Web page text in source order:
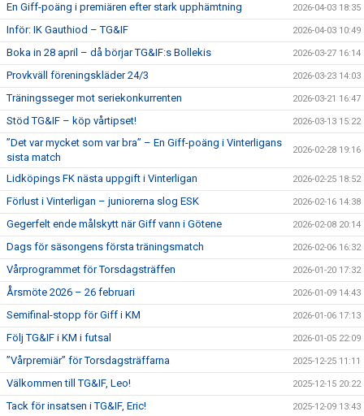
En Giff-poäng i premiären efter stark upphämtning 2026-04-03 18:35
Inför: IK Gauthiod – TG&IF 2026-04-03 10:49
Boka in 28 april – då börjar TG&IF:s Bollekis 2026-03-27 16:14
Provkväll föreningskläder 24/3 2026-03-23 14:03
Träningsseger mot seriekonkurrenten 2026-03-21 16:47
Stöd TG&IF – köp vårtipset! 2026-03-13 15:22
”Det var mycket som var bra” – En Giff-poäng i Vinterligans
sista match
2026-02-28 19:16
Lidköpings FK nästa uppgift i Vinterligan 2026-02-25 18:52
Förlust i Vinterligan – juniorerna slog ESK 2026-02-16 14:38
Gegerfelt ende målskytt när Giff vann i Götene 2026-02-08 20:14
Dags för säsongens första träningsmatch 2026-02-06 16:32
Vårprogrammet för Torsdagsträffen 2026-01-20 17:32
Årsmöte 2026 – 26 februari 2026-01-09 14:43
Semifinal-stopp för Giff i KM 2026-01-06 17:13
Följ TG&IF i KM i futsal 2026-01-05 22:09
”Vårpremiär” för Torsdagsträffarna 2025-12-25 11:11
Välkommen till TG&IF, Leo! 2025-12-15 20:22
Tack för insatsen i TG&IF, Eric! 2025-12-09 13:43